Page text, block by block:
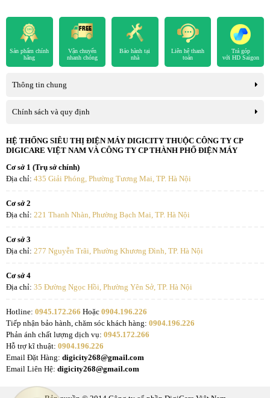
Sản phẩm chính
hãng
Vận chuyển
nhanh chóng
Bảo hành tại
nhà
Liên hệ thanh
toán
Trả góp
với HD Saigon
Thông tin chung
Chính sách và quy định
HỆ THỐNG SIÊU THỊ ĐIỆN MÁY DIGICITY THUỘC CÔNG TY CP
DIGICARE VIỆT NAM VÀ CÔNG TY CP THÀNH PHỐ ĐIỆN MÁY
Cơ sở 1 (Trụ sở chính)
Địa chỉ: 435 Giải Phóng, Phường Tương Mai, TP. Hà Nội
Cơ sở 2
Địa chỉ: 221 Thanh Nhàn, Phường Bạch Mai, TP. Hà Nội
Cơ sở 3
Địa chỉ: 277 Nguyễn Trãi, Phường Khương Đình, TP. Hà Nội
Cơ sở 4
Địa chỉ: 35 Đường Ngọc Hồi, Phường Yên Sở, TP. Hà Nội
Hotline: 0945.172.266 Hoặc 0904.196.226
Tiếp nhận bảo hành, chăm sóc khách hàng: 0904.196.226
Phản ánh chất lượng dịch vụ: 0945.172.266
Hỗ trợ kĩ thuật: 0904.196.226
Email Đặt Hàng: digicity268@gmail.com
Email Liên Hệ: digicity268@gmail.com